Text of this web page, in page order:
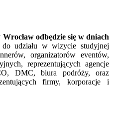
odbędzie się w dniach
do udziału w wizycie studyjnej
organizatorów eventów,
reprezentujących agencje
DMC, biura podróży, oraz
firmy, korporacje i